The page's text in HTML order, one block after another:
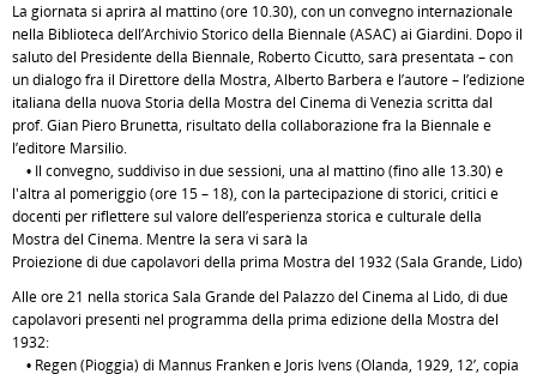
La giornata si aprirà al mattino (ore 10.30), con un convegno internazionale
nella Biblioteca dell’Archivio Storico della Biennale (ASAC) ai Giardini. Dopo il
saluto del Presidente della Biennale, Roberto Cicutto, sarà presentata – con
un dialogo fra il Direttore della Mostra, Alberto Barbera e l’autore – l’edizione
italiana della nuova Storia della Mostra del Cinema di Venezia scritta dal
prof. Gian Piero Brunetta, risultato della collaborazione fra la Biennale e
l’editore Marsilio.
• Il convegno, suddiviso in due sessioni, una al mattino (fino alle 13.30) e
l'altra al pomeriggio (ore 15 – 18), con la partecipazione di storici, critici e
docenti per riflettere sul valore dell’esperienza storica e culturale della
Mostra del Cinema. Mentre la sera vi sarà la
Proiezione di due capolavori della prima Mostra del 1932 (Sala Grande, Lido)
Alle ore 21 nella storica Sala Grande del Palazzo del Cinema al Lido, di due
capolavori presenti nel programma della prima edizione della Mostra del
1932:
• Regen (Pioggia) di Mannus Franken e Joris Ivens (Olanda, 1929, 12’, copia